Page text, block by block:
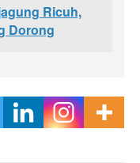
Ricuh,
Dorong